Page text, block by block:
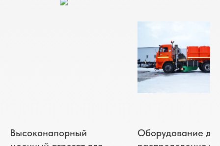
Высоконапорный
Оборудование